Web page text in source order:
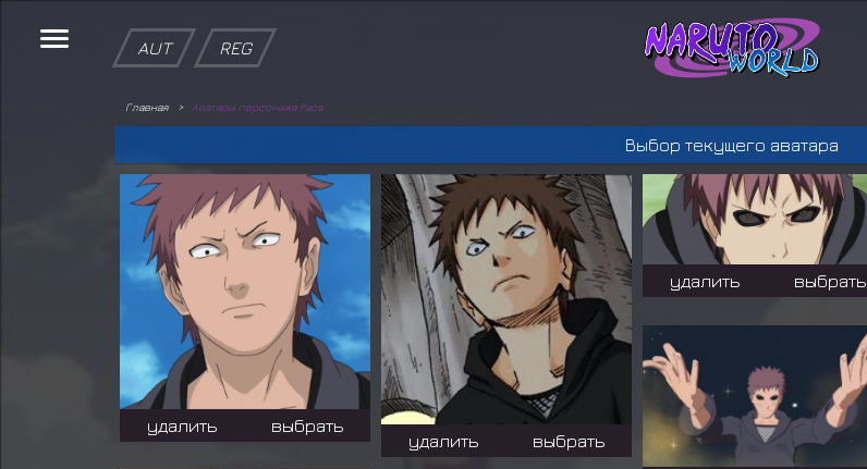
AUT REG
Главная Аватары персонажа Раса
Выбор текущего аватара
удалить выбрать
удалить выбрать
удалить выбрать